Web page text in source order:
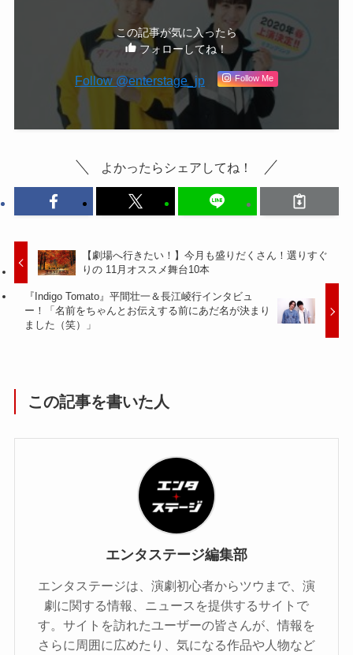
この記事が気に入ったら
フォローしてね！
Follow @enterstage_jp Follow Me
よかったらシェアしてね！
【劇場へ行きたい！】今月も盛りだくさん！選りすぐ
りの 11月オススメ舞台10本
『Indigo Tomato』平間壮一＆長江崚行インタビュ
ー！「名前をちゃんとお伝えする前にあだ名が決まり
ました（笑）」
この記事を書いた人
エンタステージ編集部
エンタステージは、演劇初心者からツウまで、演
劇に関する情報、ニュースを提供するサイトで
す。サイトを訪れたユーザーの皆さんが、情報を
さらに周囲に広めたり、気になる作品や人物など